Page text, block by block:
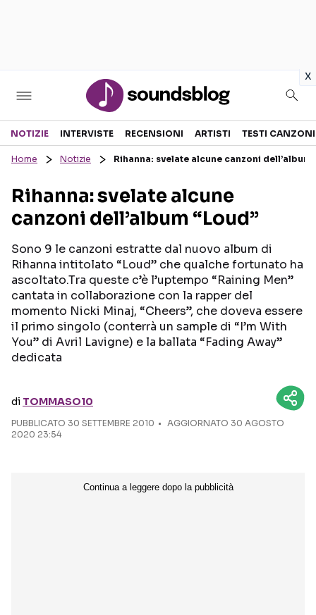
x
Sezioni
RECENSIONI MUSICALI
INTERVISTE
GOSSIP E CURIOSITÀ
TESTI CANZONI
TOUR ED EVENTI
TALENT SHOW
Seguici sui social
NOTIZIE INTERVISTE RECENSIONI ARTISTI TESTI CANZONI
Home Notizie Rihanna: svelate alcune canzoni dell’album
Rihanna: svelate alcune
canzoni dell’album “Loud”
Sono 9 le canzoni estratte dal nuovo album di
Rihanna intitolato “Loud” che qualche fortunato ha
ascoltato.Tra queste c’è l’uptempo “Raining Men”
cantata in collaborazione con la rapper del
momento Nicki Minaj, “Cheers”, che doveva essere
il primo singolo (conterrà un sample di “I’m With
You” di Avril Lavigne) e la ballata “Fading Away”
dedicata
di TOMMASO10
PUBBLICATO 30 SETTEMBRE 2010
AGGIORNATO 30 AGOSTO
2020 23:54